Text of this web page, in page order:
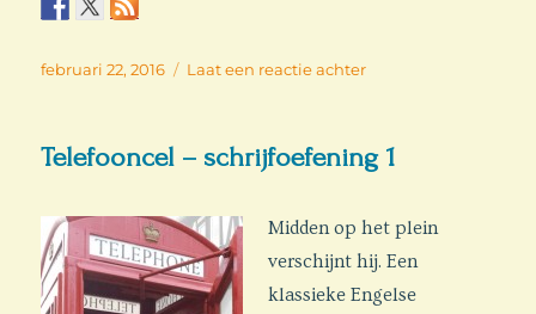
Geplaatst
februari 22, 2016 Laat een reactie achterop
schrijfoefening
Telefooncel – schrijfoefening 1
Midden op het plein
verschijnt hij. Een
klassieke Engelse